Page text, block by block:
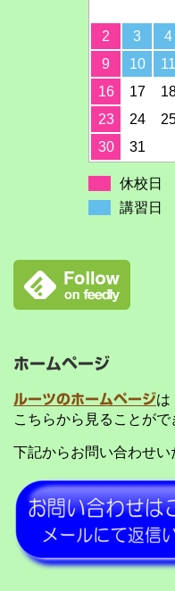
2
3 4
9
10 11
16
17
23
24
30
31
休校日
講習日
ホームページ
ルーツのホームページは
こちらから見ることがで
下記からお問い合わせい